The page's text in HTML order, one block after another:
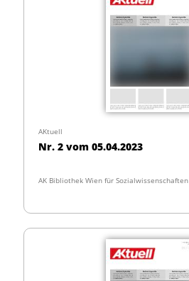
AKtuell
Nr. 2 vom 05.04.2023
AK Bibliothek Wien für Sozialwissenschaften